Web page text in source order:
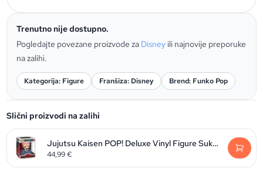
Trenutno nije dostupno.
Pogledajte povezane proizvode za Disney ili najnovije preporuke
na zalihi.
Kategorija: Figure Franšiza: Disney Brend: Funko Pop
Slični proizvodi na zalihi
Jujutsu Kaisen POP! Deluxe Vinyl Figure Sukuna 9 cm
44,99€